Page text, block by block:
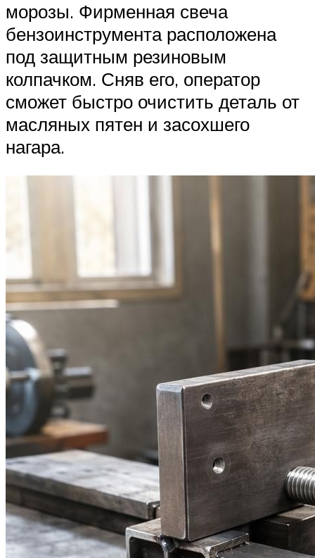
морозы. Фирменная свеча
бензоинструмента расположена
под защитным резиновым
колпачком. Сняв его, оператор
сможет быстро очистить деталь от
масляных пятен и засохшего
нагара.